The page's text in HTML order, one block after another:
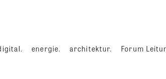
energie. architektur. Forum